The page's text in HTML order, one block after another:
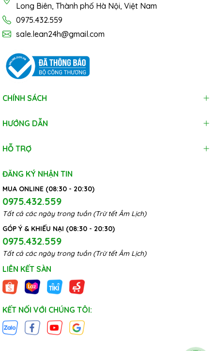
Long Biên, Thành phố Hà Nội, Việt Nam
0975.432.559
sale.lean24h@gmail.com
CHÍNH SÁCH
HƯỚNG DẪN
HỖ TRỢ
ĐĂNG KÝ NHẬN TIN
MUA ONLINE (08:30 - 20:30)
0975.432.559
Tất cả các ngày trong tuần (Trừ tết Âm Lịch)
GÓP Ý & KHIẾU NẠI (08:30 - 20:30)
0975.432.559
Tất cả các ngày trong tuần (Trừ tết Âm Lịch)
LIÊN KẾT SÀN
KẾT NỐI VỚI CHÚNG TÔI: